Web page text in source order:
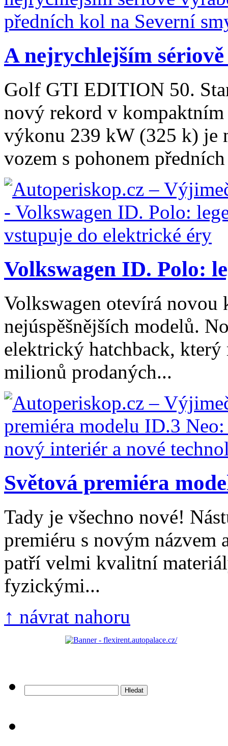
A nejrychlejším
Golf GTI EDITION 50.
nový rekord v
výkonu 239 kW (325 k) je
vozem s pohonem
Volkswagen ID. Polo:
Volkswagen otevírá novou
nejúspěšnějších modelů.
elektrický hatchback, který
milionů prodaných...
Světová premiéra
Tady je všechno nové!
premiéru s novým názvem
patří velmi kvalitní
fyzickými...
↑ návrat nahoru